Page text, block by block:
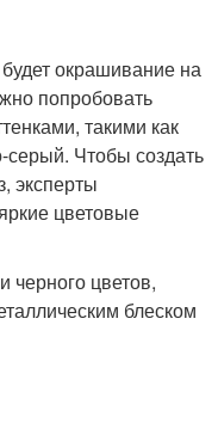
окрашивание на
попробовать
такими как
Чтобы создать
эксперты
цветовые
черного цветов,
блеском